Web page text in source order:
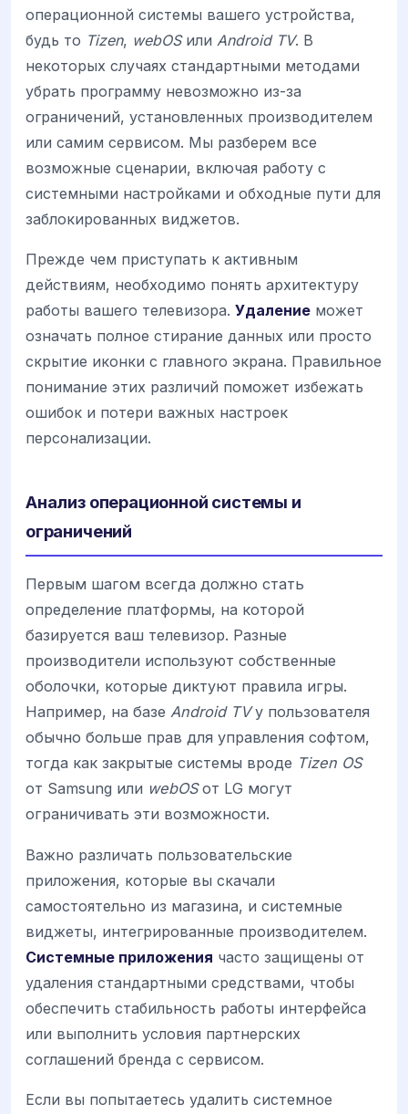
операционной системы вашего устройства,
будь то Tizen, webOSили Android TV. В
некоторых случаях стандартными методами
убрать программу невозможно из-за
ограничений, установленных производителем
или самим сервисом. Мы разберем все
возможные сценарии, включая работу с
системными настройками и обходные пути для
заблокированных виджетов.
Прежде чем приступать к активным
действиям, необходимо понять архитектуру
работы вашего телевизора. Удаление может
означать полное стирание данных или просто
скрытие иконки с главного экрана. Правильное
понимание этих различий поможет избежать
ошибок и потери важных настроек
персонализации.
Анализ операционной системы и
ограничений
Первым шагом всегда должно стать
определение платформы, на которой
базируется ваш телевизор. Разные
производители используют собственные
оболочки, которые диктуют правила игры.
Например, на базе Android TVу пользователя
обычно больше прав для управления софтом,
тогда как закрытые системы вроде Tizen OS
от Samsung или webOSот LG могут
ограничивать эти возможности.
Важно различать пользовательские
приложения, которые вы скачали
самостоятельно из магазина, и системные
виджеты, интегрированные производителем.
Системные приложения часто защищены от
удаления стандартными средствами, чтобы
обеспечить стабильность работы интерфейса
или выполнить условия партнерских
соглашений бренда с сервисом.
Если вы попытаетесь удалить системное